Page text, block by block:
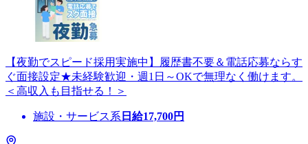
【夜勤でスピード採用実施中】履歴書不要＆電話応募ならす
ぐ面接設定★未経験歓迎・週1日～OKで無理なく働けます。
＜高収入も目指せる！＞
施設・サービス系 日給17,700円